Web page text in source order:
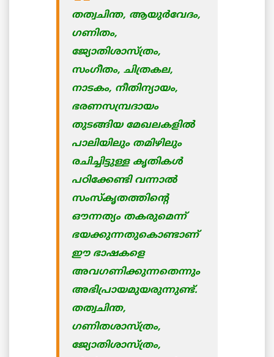
തത്വചിന്ത, ആയുര്‍വേദം,
ഗണിതം,
ജ്യോതിശാസ്ത്രം,
സംഗീതം, ചിത്രകല,
നാടകം, നീതിന്യായം,
ഭരണസമ്പ്രദായം
തുടങ്ങിയ മേഖലകളില്‍
പാലിയിലും തമിഴിലും
രചിച്ചിട്ടുള്ള കൃതികള്‍
പഠിക്കേണ്ടി വന്നാല്‍
സംസ്കൃതത്തിന്റെ
ഔന്നത്യം തകരുമെന്ന്
ഭയക്കുന്നതുകൊണ്ടാണ്
ഈ ഭാഷകളെ
അവഗണിക്കുന്നതെന്നും
അഭിപ്രായമുയരുന്നുണ്ട്.
തത്വചിന്ത,
ഗണിതശാസ്ത്രം,
ജ്യോതിശാസ്ത്രം,